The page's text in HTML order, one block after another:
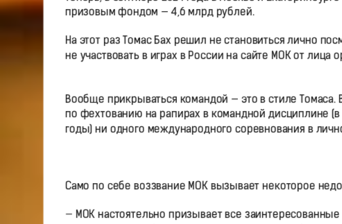
призовым фондом — 4,6 млрд рублей.
На этот раз Томас Бах решил не становиться лично
не участвовать в играх в России на сайте МОК от лица
Вообще прикрываться командой — это в стиле
по фехтованию на рапирах в командной дисциплине (в
годы) ни одного международного соревнования в
Само по себе воззвание МОК вызывает некоторое
— МОК настоятельно призывает все